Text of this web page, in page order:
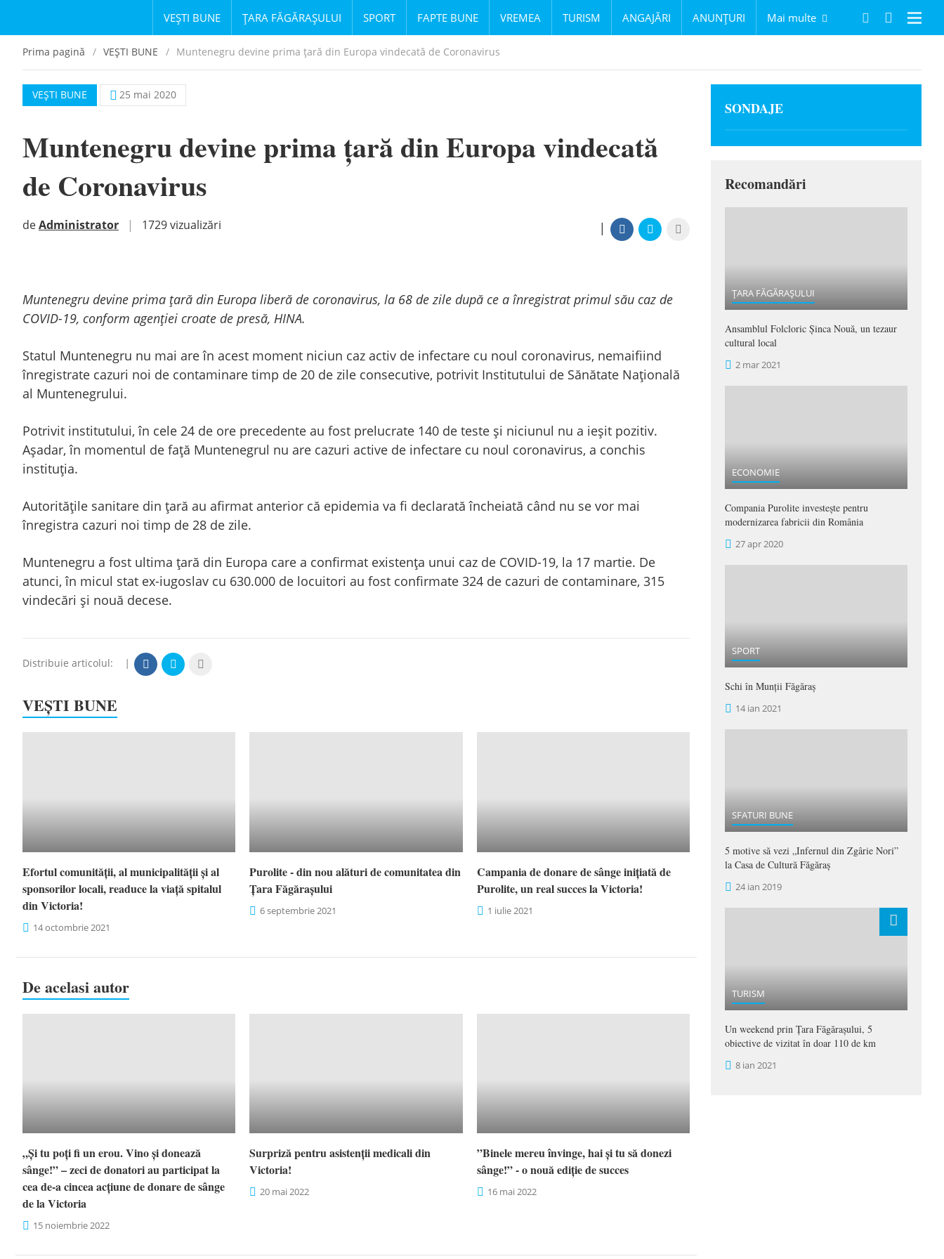
VEȘTI BUNE ȚARA FĂGĂRAȘULUI SPORT FAPTE BUNE VREMEA TURISM ANGAJĂRI ANUNȚURI Mai multe
Prima pagină VEȘTI BUNE Muntenegru devine prima țară din Europa vindecată de Coronavirus
VEȘTI BUNE 25 mai 2020
Muntenegru devine prima țară din Europa vindecată
de Coronavirus
|
deAdministrator | 1729 vizualizări
Muntenegru devine prima ţară din Europa liberă de coronavirus, la 68 de zile după ce a înregistrat primul său caz de
COVID-19, conform agenției croate de presă, HINA.
Statul Muntenegru nu mai are în acest moment niciun caz activ de infectare cu noul coronavirus, nemaifiind
înregistrate cazuri noi de contaminare timp de 20 de zile consecutive, potrivit Institutului de Sănătate Națională
al Muntenegrului.
Potrivit institutului, în cele 24 de ore precedente au fost prelucrate 140 de teste şi niciunul nu a ieşit pozitiv.
Aşadar, în momentul de faţă Muntenegrul nu are cazuri active de infectare cu noul coronavirus, a conchis
instituţia.
Autorităţile sanitare din ţară au afirmat anterior că epidemia va fi declarată încheiată când nu se vor mai
înregistra cazuri noi timp de 28 de zile.
Muntenegru a fost ultima ţară din Europa care a confirmat existenţa unui caz de COVID-19, la 17 martie. De
atunci, în micul stat ex-iugoslav cu 630.000 de locuitori au fost confirmate 324 de cazuri de contaminare, 315
vindecări şi nouă decese.
Distribuie articolul: |
VEȘTI BUNE
Efortul comunității, al municipalității și al
sponsorilor locali, readuce la viață spitalul
din Victoria!
14 octombrie 2021
Purolite - din nou alături de comunitatea din
Țara Făgărașului
6 septembrie 2021
Campania de donare de sânge inițiată de
Purolite, un real succes la Victoria!
1 iulie 2021
De acelasi autor
„Și tu poți fi un erou. Vino și donează
sânge!” – zeci de donatori au participat la
cea de-a cincea acțiune de donare de sânge
de la Victoria
15 noiembrie 2022
Surpriză pentru asistenții medicali din
Victoria!
20 mai 2022
”Binele mereu învinge, hai și tu să donezi
sânge!” - o nouă ediție de succes
16 mai 2022
SONDAJE
Recomandări
ȚARA FĂGĂRAȘULUI
Ansamblul Folcloric Șinca Nouă, un tezaur
cultural local
2 mar 2021
ECONOMIE
Compania Purolite investește pentru
modernizarea fabricii din România
27 apr 2020
SPORT
Schi în Munții Făgăraș
14 ian 2021
SFATURI BUNE
5 motive să vezi „Infernul din Zgârie Nori”
la Casa de Cultură Făgăraș
24 ian 2019
TURISM
Un weekend prin Țara Făgărașului, 5
obiective de vizitat în doar 110 de km
8 ian 2021